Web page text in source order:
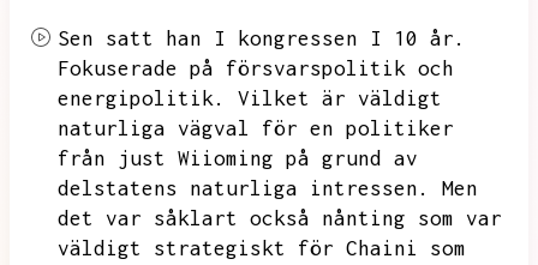
Sen satt han I kongressen I 10 år.
Fokuserade på försvarspolitik och
energipolitik.
Vilket är väldigt
naturliga vägval för en politiker
från just Wiioming på grund av
delstatens
naturliga intressen.
Men
det var såklart också nånting som var
väldigt strategiskt för Chaini som